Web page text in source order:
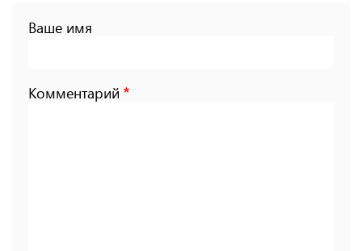
Ваше имя
Комментарий